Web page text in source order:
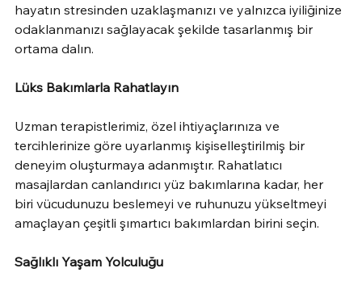
hayatın stresinden uzaklaşmanızı ve yalnızca iyiliğinize
odaklanmanızı sağlayacak şekilde tasarlanmış bir
ortama dalın.
Lüks Bakımlarla Rahatlayın
Uzman terapistlerimiz, özel ihtiyaçlarınıza ve
tercihlerinize göre uyarlanmış kişiselleştirilmiş bir
deneyim oluşturmaya adanmıştır. Rahatlatıcı
masajlardan canlandırıcı yüz bakımlarına kadar, her
biri vücudunuzu beslemeyi ve ruhunuzu yükseltmeyi
amaçlayan çeşitli şımartıcı bakımlardan birini seçin.
Sağlıklı Yaşam Yolculuğu